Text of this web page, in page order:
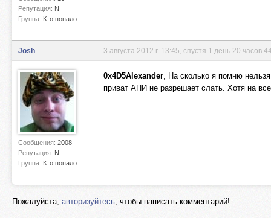
Репутация: N
Группа: Кто попало
Josh
Сообщения: 2008
Репутация: N
Группа: Кто попало
3 августа 2012 г. 13:45 , спустя 1 день 20 часов
0x4D5Alexander, На сколько я помню
приват АПИ не разрешает слать. Хотя на
Пожалуйста, авторизуйтесь, чтобы написать комментарий!